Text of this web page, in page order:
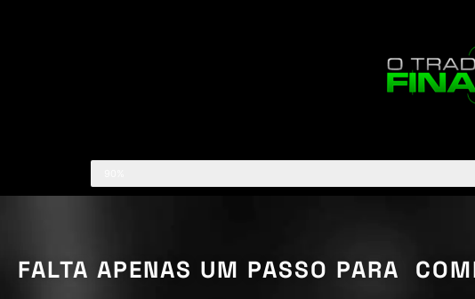
FALTA APENAS UM PASSO PARA